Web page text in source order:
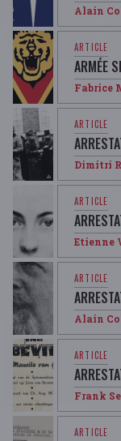
Alain
ARMÉE
Fabrice
Dimitri
Etienne
Alain
Frank